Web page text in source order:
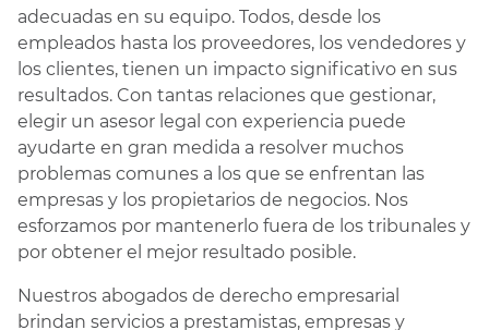
adecuadas en su equipo. Todos, desde los
empleados hasta los proveedores, los vendedores y
los clientes, tienen un impacto significativo en sus
resultados. Con tantas relaciones que gestionar,
elegir un asesor legal con experiencia puede
ayudarte en gran medida a resolver muchos
problemas comunes a los que se enfrentan las
empresas y los propietarios de negocios. Nos
esforzamos por mantenerlo fuera de los tribunales y
por obtener el mejor resultado posible.
Nuestros abogados de derecho empresarial
brindan servicios a prestamistas, empresas y